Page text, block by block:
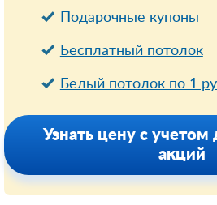
Подарочные купоны
Бесплатный потолок
Белый потолок по 1
Узнать цену с
акций